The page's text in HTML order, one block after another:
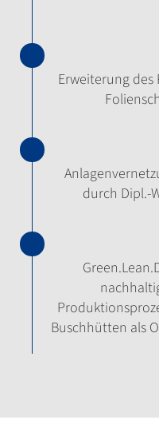
Erweiterung
durch Dipl.-
Buschhütten als